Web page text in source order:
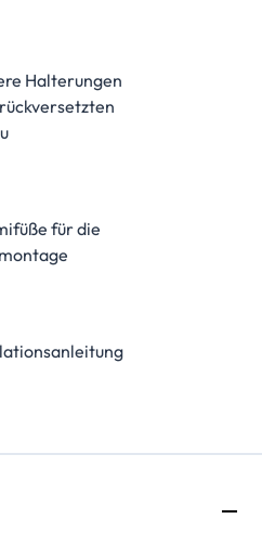
Halterungen
für die